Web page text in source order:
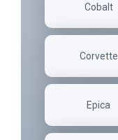
Cobalt
Corvette
Epica